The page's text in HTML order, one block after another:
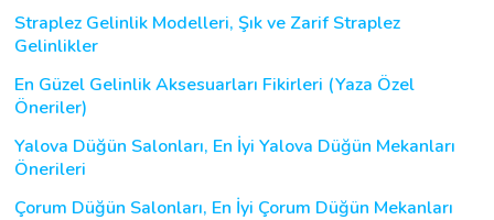
Straplez Gelinlik Modelleri, Şık ve Zarif Straplez
Gelinlikler
En Güzel Gelinlik Aksesuarları Fikirleri (Yaza Özel
Öneriler)
Yalova Düğün Salonları, En İyi Yalova Düğün Mekanları
Önerileri
Çorum Düğün Salonları, En İyi Çorum Düğün Mekanları